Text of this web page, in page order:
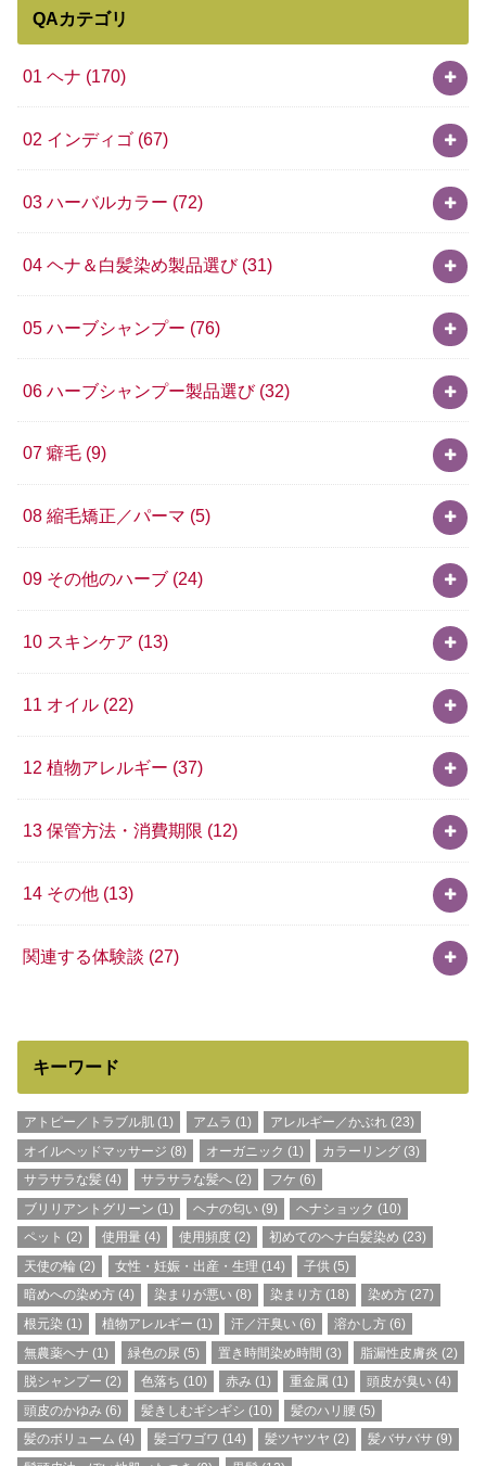
QAカテゴリ
01 ヘナ (170)
02 インディゴ (67)
03 ハーバルカラー (72)
04 ヘナ＆白髪染め製品選び (31)
05 ハーブシャンプー (76)
06 ハーブシャンプー製品選び (32)
07 癖毛 (9)
08 縮毛矯正／パーマ (5)
09 その他のハーブ (24)
10 スキンケア (13)
11 オイル (22)
12 植物アレルギー (37)
13 保管方法・消費期限 (12)
14 その他 (13)
関連する体験談 (27)
キーワード
アトピー／トラブル肌 (1) アムラ (1) アレルギー／かぶれ(23)
オイルヘッドマッサージ (8) オーガニック (1) カラーリング(3)
サラサラな髪 (4) サラサラな髪へ(2) フケ (6)
ブリリアントグリーン (1) ヘナの匂い(9) ヘナショック (10)
ペット (2) 使用量(4) 使用頻度(2) 初めてのヘナ白髪染め (23)
天使の輪 (2) 女性・妊娠・出産・生理 (14) 子供(5)
暗めへの染め方 (4) 染まりが悪い(8) 染まり方(18) 染め方 (27)
根元染 (1) 植物アレルギー (1) 汗／汗臭い(6) 溶かし方 (6)
無農薬ヘナ (1) 緑色の尿 (5) 置き時間染め時間 (3) 脂漏性皮膚炎 (2)
脱シャンプー (2) 色落ち (10) 赤み (1) 重金属 (1) 頭皮が臭い (4)
頭皮のかゆみ (6) 髪きしむギシギシ (10) 髪のハリ腰 (5)
髪のボリューム (4) 髪ゴワゴワ (14) 髪ツヤツヤ (2) 髪バサバサ (9)